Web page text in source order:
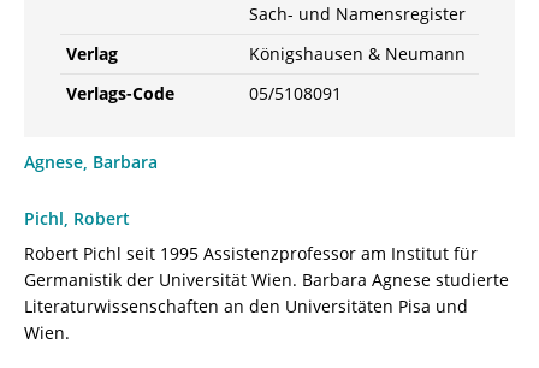
Sach- und Namensregister
Verlag
Königshausen & Neumann
Verlags-Code
05/5108091
Agnese, Barbara
Pichl, Robert
Robert Pichl seit 1995 Assistenzprofessor am Institut für
Germanistik der Universität Wien. Barbara Agnese studierte
Literaturwissenschaften an den Universitäten Pisa und
Wien.